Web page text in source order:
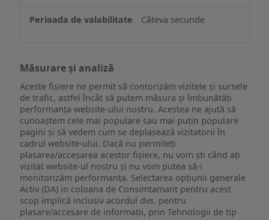
Câteva secunde
Măsurare și analiză
Aceste fișiere ne permit să contorizăm vizitele și sursele
de trafic, astfel încât să putem măsura și îmbunătăți
performanța website-ului nostru. Acestea ne ajută să
cunoaștem cele mai populare sau mai puțin populare
pagini și să vedem cum se deplasează vizitatorii în
cadrul website-ului. Dacă nu permiteți
plasarea/accesarea acestor fișiere, nu vom ști când ați
vizitat website-ul nostru și nu vom putea să-i
monitorizăm performanța. Selectarea opțiunii generale
Activ (DA) in coloana de Consimtamant pentru acest
scop implică inclusiv acordul dvs. pentru
plasare/accesare de informații, prin Tehnologii de tip